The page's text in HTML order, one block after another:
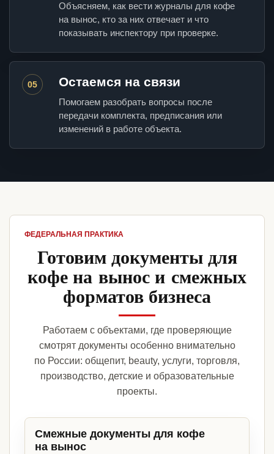
Объясняем, как вести журналы для кофе
на вынос, кто за них отвечает и что
показывать инспектору при проверке.
05 Остаемся на связи
Помогаем разобрать вопросы после
передачи комплекта, предписания или
изменений в работе объекта.
ФЕДЕРАЛЬНАЯ ПРАКТИКА
Готовим документы для
кофе на вынос и смежных
форматов бизнеса
Работаем с объектами, где проверяющие
смотрят документы особенно внимательно
по России: общепит, beauty, услуги, торговля,
производство, детские и образовательные
проекты.
Смежные документы для кофе
на вынос